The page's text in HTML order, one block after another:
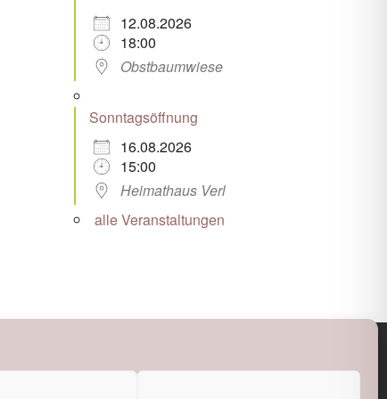
12.08.2026
18:00
Obstbaumwiese
Sonntagsöffnung
16.08.2026
15:00
Heimathaus Verl
alle Veranstaltungen